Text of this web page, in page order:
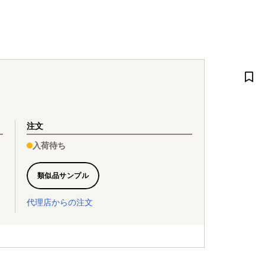
注文
入荷待ち
類似品サンプル
代理店からの注文